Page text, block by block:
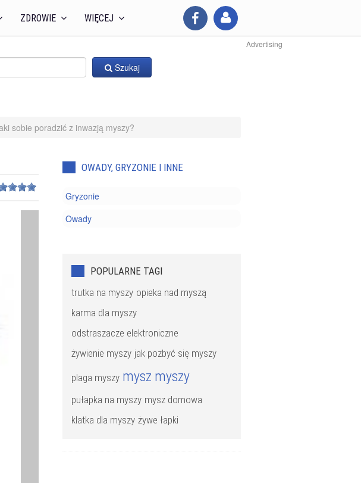
ZDROWIE WIĘCEJ
Advertising
Szukaj
sobie poradzić z inwazją myszy?
OWADY, GRYZONIE I INNE
Gryzonie
Owady
POPULARNE TAGI
trutka na myszy opieka nad myszą
karma dla myszy
odstraszacze elektroniczne
żywienie myszy jak pozbyć się myszy
plaga myszy mysz myszy
pułapka na myszy mysz domowa
klatka dla myszy żywe łapki